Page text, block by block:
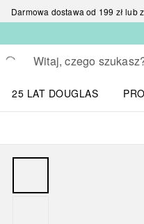
Darmowa dostawa od 199 zł lub
Wracać
Wykonaj wyszukiwanie
25 LAT DOUGLAS